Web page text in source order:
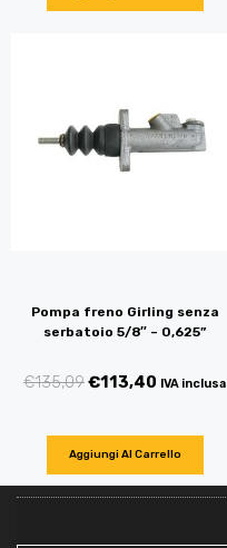
Pompa freno Girling senza
serbatoio 5/8″ – 0,625”
€135,09€113,40 IVA inclusa
Aggiungi Al Carrello